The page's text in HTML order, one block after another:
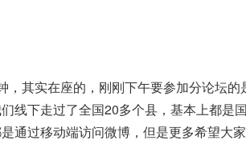
，其实在座的，刚刚下午要参加分论坛
线下走过了全国20多个县，基本上都
通过移动端访问微博，但是更多希望大